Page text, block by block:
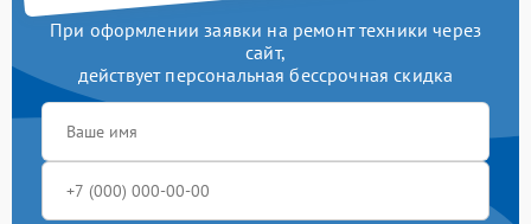
При оформлении заявки на ремонт техники через
сайт,
действует персональная бессрочная скидка